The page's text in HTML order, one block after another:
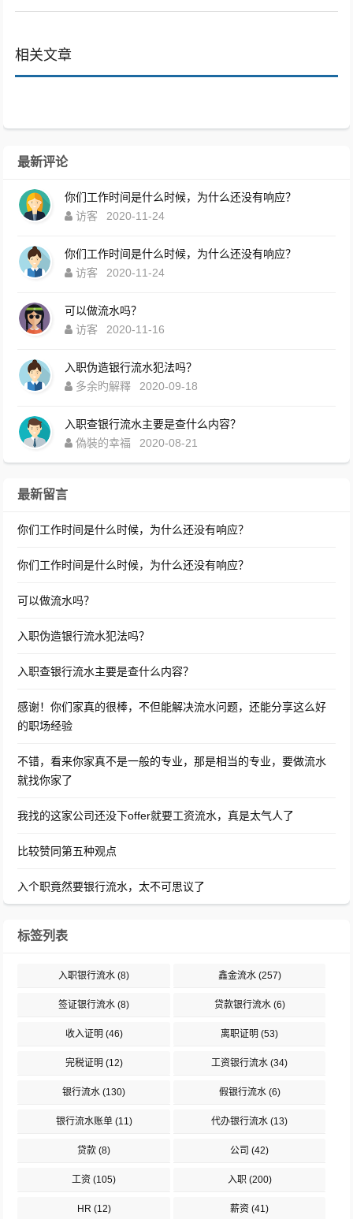
相关文章
最新评论
你们工作时间是什么时候，为什么还没有响应？
访客
2020-11-24
你们工作时间是什么时候，为什么还没有响应？
访客
2020-11-24
可以做流水吗？
访客
2020-11-16
入职伪造银行流水犯法吗？
多余旳解釋
2020-09-18
入职查银行流水主要是查什么内容？
偽裝的幸福
2020-08-21
最新留言
你们工作时间是什么时候，为什么还没有响应？
你们工作时间是什么时候，为什么还没有响应？
可以做流水吗？
入职伪造银行流水犯法吗？
入职查银行流水主要是查什么内容？
感谢！你们家真的很棒，不但能解决流水问题，还能分享这么好
的职场经验
不错，看来你家真不是一般的专业，那是相当的专业，要做流水
就找你家了
我找的这家公司还没下offer就要工资流水，真是太气人了
比较赞同第五种观点
入个职竟然要银行流水，太不可思议了
标签列表
入职银行流水 (8) 鑫金流水(257)
签证银行流水 (8) 贷款银行流水(6)
收入证明 (46) 离职证明 (53)
完税证明 (12) 工资银行流水 (34)
银行流水 (130) 假银行流水(6)
银行流水账单(11) 代办银行流水 (13)
贷款 (8) 公司 (42)
工资 (105) 入职 (200)
HR (12) 薪资 (41)